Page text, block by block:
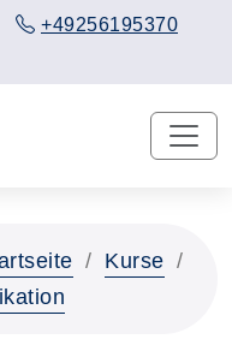
+49256195370
Kurse